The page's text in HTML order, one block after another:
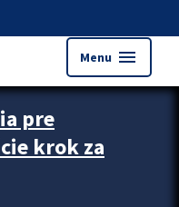
Menu menu
pre
krok za